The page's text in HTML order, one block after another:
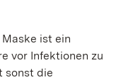
ist ein
vor Infektionen zu
sonst die